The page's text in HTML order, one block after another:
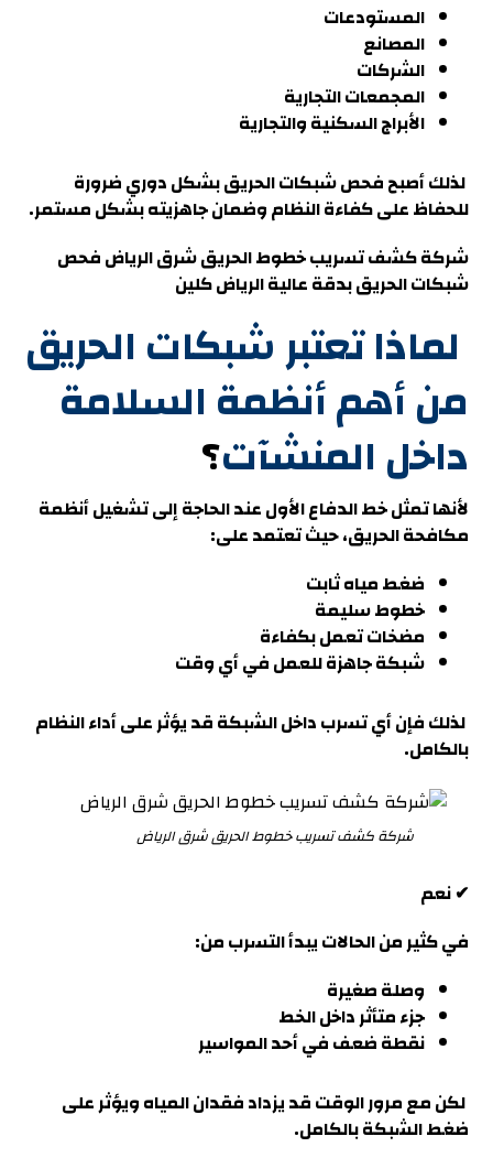
المستودعات
المصانع
الشركات
المجمعات التجارية
الأبراج السكنية والتجارية
لذلك أصبح فحص شبكات الحريق بشكل دوري ضرورة
للحفاظ على كفاءة النظام وضمان جاهزيته بشكل مستمر.
شركة كشف تسريب خطوط الحريق شرق الرياضفحص
شبكات الحريق بدقة عالية الرياض كلين
لماذا تعتبر شبكات الحريق
من أهم أنظمة السلامة
داخل المنشآت؟
لأنها تمثل خط الدفاع الأول عند الحاجة إلى تشغيل أنظمة
مكافحة الحريق، حيث تعتمد على:
ضغط مياه ثابت
خطوط سليمة
مضخات تعمل بكفاءة
شبكة جاهزة للعمل في أي وقت
لذلك فإن أي تسرب داخل الشبكة قد يؤثر على أداء النظام
بالكامل.
شركة كشف تسريب خطوط الحريق شرق الرياض
✔ نعم
في كثير من الحالات يبدأ التسرب من:
وصلة صغيرة
جزء متأثر داخل الخط
نقطة ضعف في أحد المواسير
لكن مع مرور الوقت قد يزداد فقدان المياه ويؤثر على
ضغط الشبكة بالكامل.